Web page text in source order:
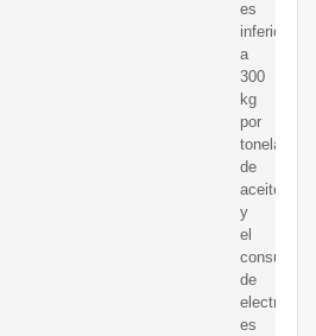
es
inferior
a
300
kg
por
tonelada
de
aceite,
y
el
consumo
de
es